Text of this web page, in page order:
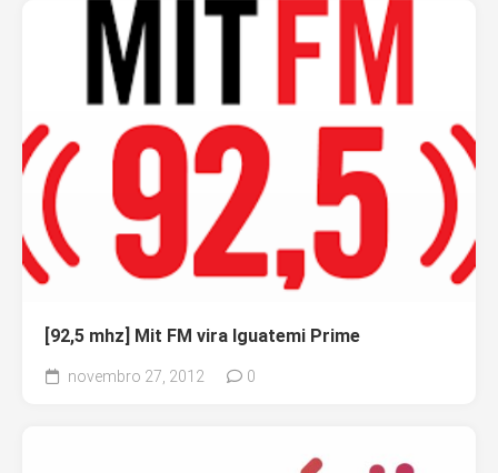
[92,5 mhz] Mit FM vira Iguatemi Prime
novembro 27, 2012 0